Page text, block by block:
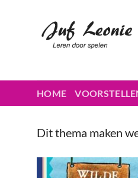
HOME
Dit thema maken